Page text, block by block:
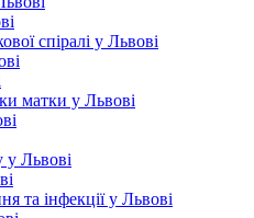
спіралі у Львові
матки у Львові
у Львові
та інфекції у Львові